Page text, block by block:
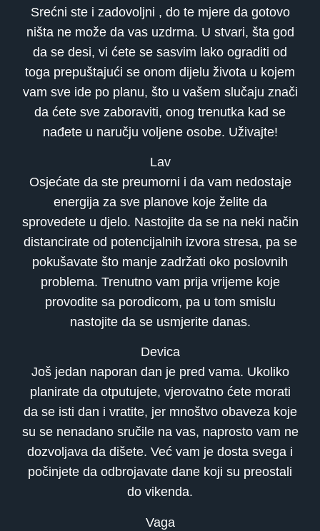
Srećni ste i zadovoljni , do te mjere da gotovo
ništa ne može da vas uzdrma. U stvari, šta god
da se desi, vi ćete se sasvim lako ograditi od
toga prepuštajući se onom dijelu života u kojem
vam sve ide po planu, što u vašem slučaju znači
da ćete sve zaboraviti, onog trenutka kad se
nađete u naručju voljene osobe. Uživajte!
Lav
Osjećate da ste preumorni i da vam nedostaje
energija za sve planove koje želite da
sprovedete u djelo. Nastojite da se na neki način
distancirate od potencijalnih izvora stresa, pa se
pokušavate što manje zadržati oko poslovnih
problema. Trenutno vam prija vrijeme koje
provodite sa porodicom, pa u tom smislu
nastojite da se usmjerite danas.
Devica
Još jedan naporan dan je pred vama. Ukoliko
planirate da otputujete, vjerovatno ćete morati
da se isti dan i vratite, jer mnoštvo obaveza koje
su se nenadano sručile na vas, naprosto vam ne
dozvoljava da dišete. Već vam je dosta svega i
počinjete da odbrojavate dane koji su preostali
do vikenda.
Vaga